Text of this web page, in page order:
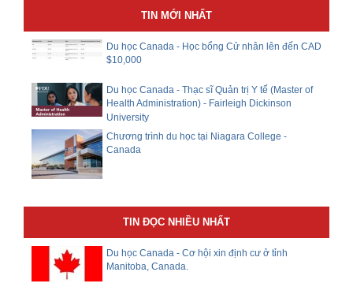
TIN MỚI NHẤT
Du học Canada - Học bổng Cử nhân lên đến CAD
$10,000
Du học Canada - Thạc sĩ Quản trị Y tế (Master of
Health Administration) - Fairleigh Dickinson
University
Chương trình du học tại Niagara College -
Canada
TIN ĐỌC NHIỀU NHẤT
Du học Canada - Cơ hội xin định cư ở tỉnh
Manitoba, Canada.